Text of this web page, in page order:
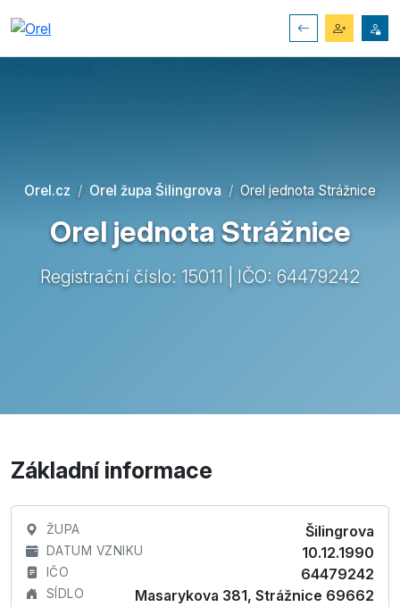
Orel.cz Orel župa Šilingrova Orel jednota Strážnice
Orel jednota Strážnice
Registrační číslo: 15011 | IČO: 64479242
Základní informace
ŽUPA Šilingrova
DATUM VZNIKU 10.12.1990
IČO 64479242
SÍDLO Masarykova 381, Strážnice 69662